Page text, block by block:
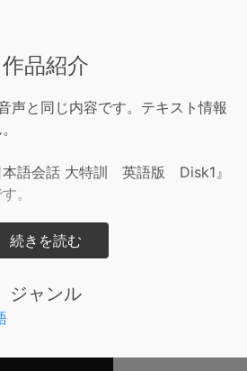
作品紹介
声と同じ内容です。テキスト情報
本語会話 大特訓 英語版 Disk1』
。
内容■
掲載のフレーズ例を「英語→日本
ジャンル